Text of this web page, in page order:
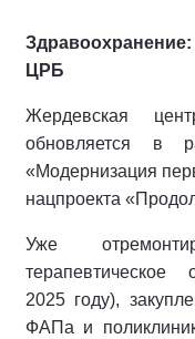
ЦРБ
Жердевская
обновляется в
«Модернизация
нацпроекта
Уже
терапевтическое
2025 году),
ФАПа и